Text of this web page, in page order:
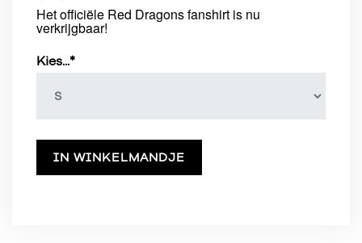
Het officiële Red Dragons fanshirt is nu
verkrijgbaar!
Kies...*
IN WINKELMANDJE